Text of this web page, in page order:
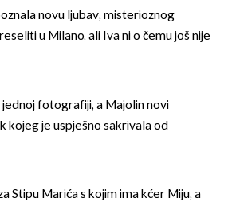
novu ljubav, misterioznog
u Milano, ali Iva ni o čemu još nije
jednoj fotografiji, a Majolin novi
kojeg je uspješno sakrivala od
Stipu Marića s kojim ima kćer Miju, a